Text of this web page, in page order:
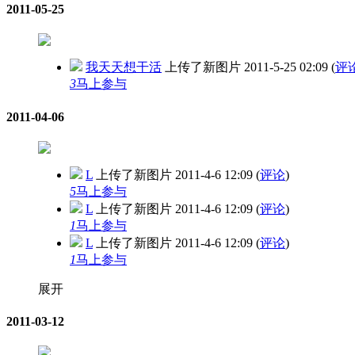
2011-05-25
我天天想干活 上传了新图片 2011-5-25 02:09 (评
3马上参与
2011-04-06
L 上传了新图片 2011-4-6 12:09 (评论)
5马上参与
L 上传了新图片 2011-4-6 12:09 (评论)
1马上参与
L 上传了新图片 2011-4-6 12:09 (评论)
1马上参与
展开
2011-03-12